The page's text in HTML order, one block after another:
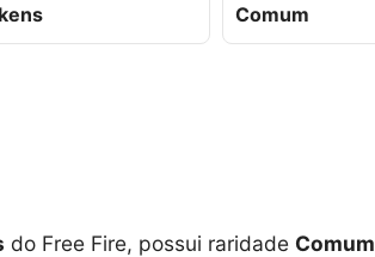
Comum
do Free Fire, possui raridade Comum